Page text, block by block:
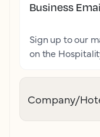
Business
Sign up to our
on the
Company/